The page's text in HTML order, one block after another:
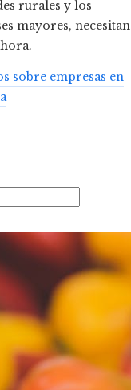
rurales y los
mayores, necesitan
sobre empresas en